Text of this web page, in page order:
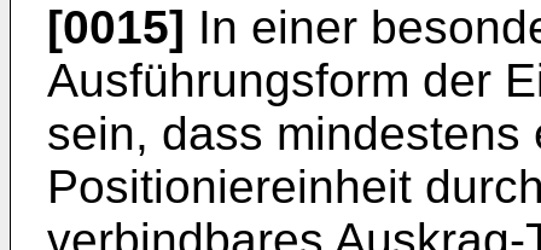
[0015] In einer
Ausführungsform der
sein, dass mindestens
Positioniereinheit